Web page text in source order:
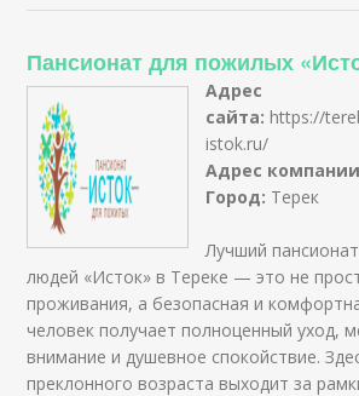
Пансионат для пожилых
Адрес
сайта: https://
istok.ru/
Адрес
Город: Терек
Лучший
людей «Исток» в Тереке — это не
проживания, а безопасная и
человек получает полноценный уход,
внимание и душевное спокойствие.
преклонного возраста выходит за